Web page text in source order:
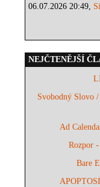
06.07.2026 20:49,
NEJČTENĚJŠÍ
Svobodný Slovo
Ad
Rozpor
Bare